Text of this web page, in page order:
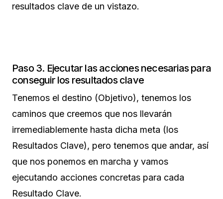
resultados clave de un vistazo.
Paso 3. Ejecutar las acciones necesarias para
conseguir los resultados clave
Tenemos el destino (Objetivo), tenemos los
caminos que creemos que nos llevarán
irremediablemente hasta dicha meta (los
Resultados Clave), pero tenemos que andar, así
que nos ponemos en marcha y vamos
ejecutando acciones concretas para cada
Resultado Clave.